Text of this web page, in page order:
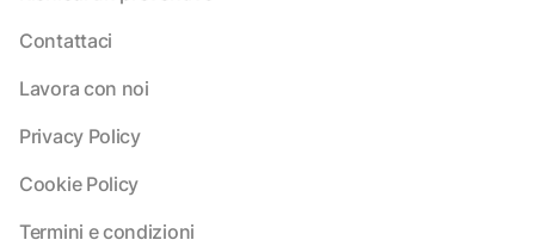
Contattaci
Lavora con noi
Privacy Policy
Cookie Policy
Termini e condizioni